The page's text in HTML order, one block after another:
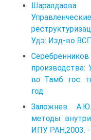
Удэ: Изд-во
производства:
во Тамб. гос.
год
Заложнев
методы
ИПУ РАН,2003. -